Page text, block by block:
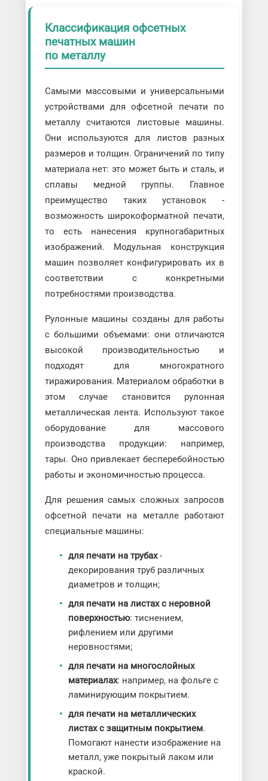
Классификация офсетных
печатных машин
по металлу
Самыми массовыми и универсальными
устройствами для офсетной печати по
металлу считаются листовые машины.
Они используются для листов разных
размеров и толщин. Ограничений по типу
материала нет: это может быть и сталь, и
сплавы медной группы. Главное
преимущество таких установок -
возможность широкоформатной печати,
то есть нанесения крупногабаритных
изображений. Модульная конструкция
машин позволяет конфигурировать их в
соответствии с конкретными
потребностями производства.
Рулонные машины созданы для работы
с большими объемами: они отличаются
высокой производительностью и
подходят для многократного
тиражирования. Материалом обработки в
этом случае становится рулонная
металлическая лента. Используют такое
оборудование для массового
производства продукции: например,
тары. Оно привлекает бесперебойностью
работы и экономичностью процесса.
Для решения самых сложных запросов
офсетной печати на металле работают
специальные машины:
для печати на трубах-
декорирования труб различных
диаметров и толщин;
для печати на листах с неровной
поверхностью: тиснением,
рифлением или другими
неровностями;
для печати на многослойных
материалах: например, на фольге с
ламинирующим покрытием.
для печати на металлических
листах с защитным покрытием.
Помогают нанести изображение на
металл, уже покрытый лаком или
краской.